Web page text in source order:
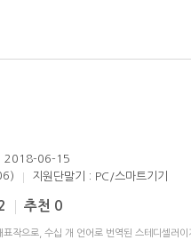
2018-06-15
지원단말기 : PC/스마트기기
추천 0
작으로, 수십 개 언어로 번역된 스테디셀러